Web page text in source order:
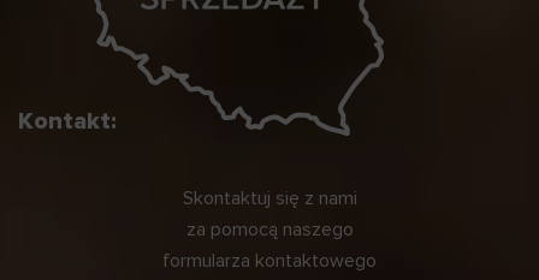
Kontakt:
Skontaktuj się z nami
za pomocą naszego
formularza kontaktowego